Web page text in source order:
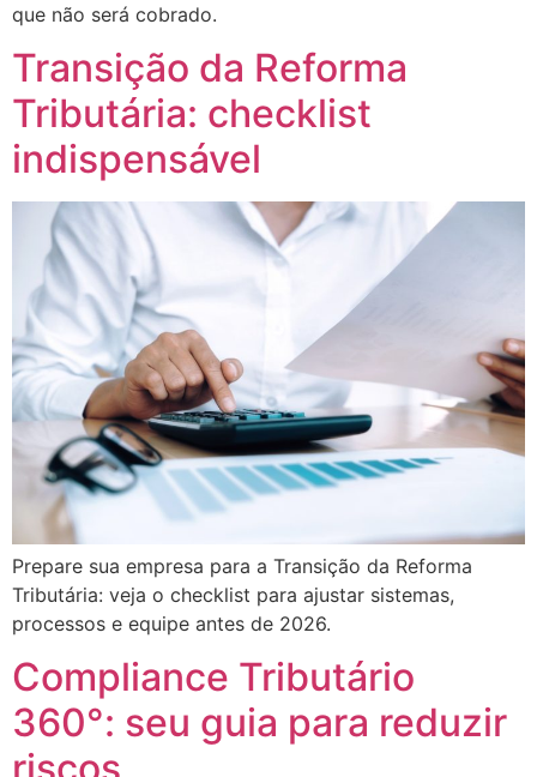
que não será cobrado.
Transição da Reforma
Tributária: checklist
indispensável
Prepare sua empresa para a Transição da Reforma
Tributária: veja o checklist para ajustar sistemas,
processos e equipe antes de 2026.
Compliance Tributário
360°: seu guia para reduzir